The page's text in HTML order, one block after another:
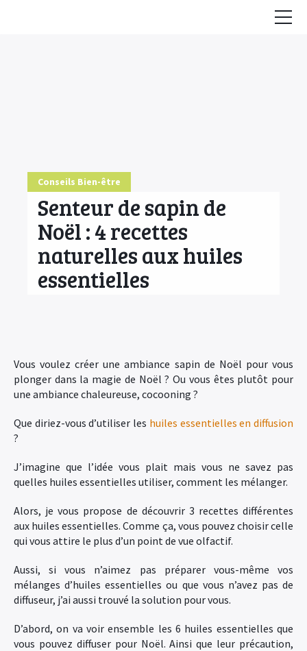
Conseils Bien-être
Senteur de sapin de
Noël : 4 recettes
naturelles aux huiles
essentielles
Vous voulez créer une ambiance sapin de Noël pour vous
plonger dans la magie de Noël ? Ou vous êtes plutôt pour
une ambiance chaleureuse, cocooning ?
Que diriez-vous d’utiliser les huiles essentielles en diffusion
?
J’imagine que l’idée vous plait mais vous ne savez pas
quelles huiles essentielles utiliser, comment les mélanger.
Alors, je vous propose de découvrir 3 recettes différentes
aux huiles essentielles. Comme ça, vous pouvez choisir celle
qui vous attire le plus d’un point de vue olfactif.
Aussi, si vous n’aimez pas préparer vous-même vos
mélanges d’huiles essentielles ou que vous n’avez pas de
diffuseur, j’ai aussi trouvé la solution pour vous.
D’abord, on va voir ensemble les 6 huiles essentielles que
vous pouvez diffuser pour Noël. Ainsi que leur précaution,
COMMENCER ICI